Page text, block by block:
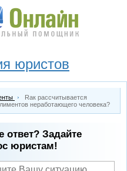
юристов
Rак рассчитывается
неработающего человека?
ответ? Задайте
юристам!